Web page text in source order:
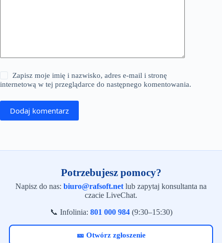
Zapisz moje imię i nazwisko, adres e-mail i stronę
internetową w tej przeglądarce do następnego komentowania.
Dodaj komentarz
Potrzebujesz pomocy?
Napisz do nas: biuro@rafsoft.net lub zapytaj konsultanta na
czacie LiveChat.
📞 Infolinia: 801 000 984(9:30–15:30)
🎫 Otwórz zgłoszenie